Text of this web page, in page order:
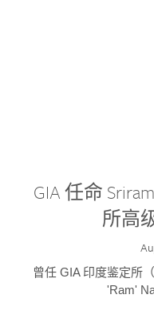
GIA 任命
所高
曾任 GIA 印度鉴定所
'Ram'